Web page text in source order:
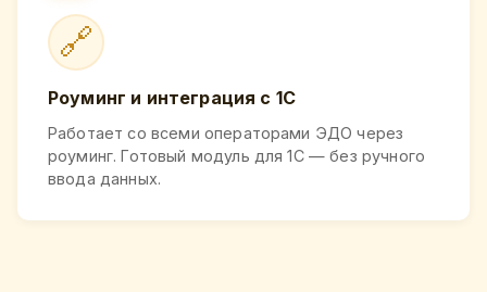
🔗
Роуминг и интеграция с 1С
Работает со всеми операторами ЭДО через
роуминг. Готовый модуль для 1С — без ручного
ввода данных.